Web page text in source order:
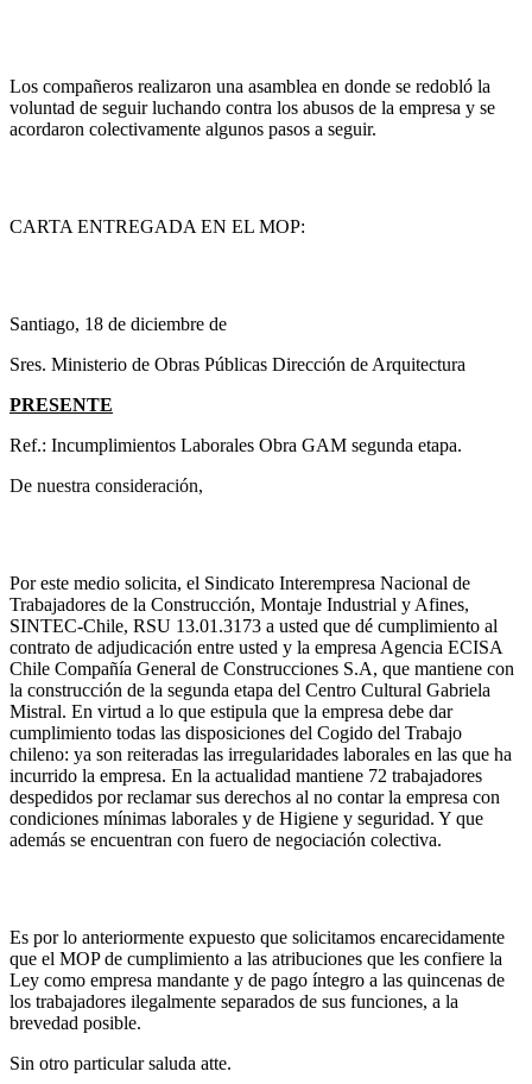
Los compañeros realizaron una asamblea en donde se redobló la
voluntad de seguir luchando contra los abusos de la empresa y se
acordaron colectivamente algunos pasos a seguir.
CARTA ENTREGADA EN EL MOP:
Santiago, 18 de diciembre de
Sres. Ministerio de Obras Públicas Dirección de Arquitectura
PRESENTE
Ref.: Incumplimientos Laborales Obra GAM segunda etapa.
De nuestra consideración,
Por este medio solicita, el Sindicato Interempresa Nacional de
Trabajadores de la Construcción, Montaje Industrial y Afines,
SINTEC-Chile, RSU 13.01.3173 a usted que dé cumplimiento al
contrato de adjudicación entre usted y la empresa Agencia ECISA
Chile Compañía General de Construcciones S.A, que mantiene con
la construcción de la segunda etapa del Centro Cultural Gabriela
Mistral. En virtud a lo que estipula que la empresa debe dar
cumplimiento todas las disposiciones del Cogido del Trabajo
chileno: ya son reiteradas las irregularidades laborales en las que ha
incurrido la empresa. En la actualidad mantiene 72 trabajadores
despedidos por reclamar sus derechos al no contar la empresa con
condiciones mínimas laborales y de Higiene y seguridad. Y que
además se encuentran con fuero de negociación colectiva.
Es por lo anteriormente expuesto que solicitamos encarecidamente
que el MOP de cumplimiento a las atribuciones que les confiere la
Ley como empresa mandante y de pago íntegro a las quincenas de
los trabajadores ilegalmente separados de sus funciones, a la
brevedad posible.
Sin otro particular saluda atte.